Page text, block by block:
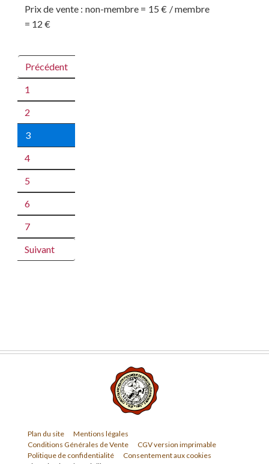
Prix de vente : non-membre = 15 € / membre
= 12 €
Précédent
1
2
3
4
5
6
7
Suivant
Plan du site
Mentions légales
Conditions Générales de Vente
CGV version imprimable
Politique de confidentialité
Consentement aux cookies